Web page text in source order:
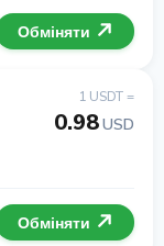
Обміняти
1 USDT =
0.98USD
Обміняти